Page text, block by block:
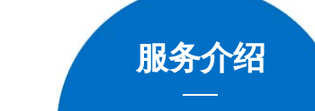
服务介绍